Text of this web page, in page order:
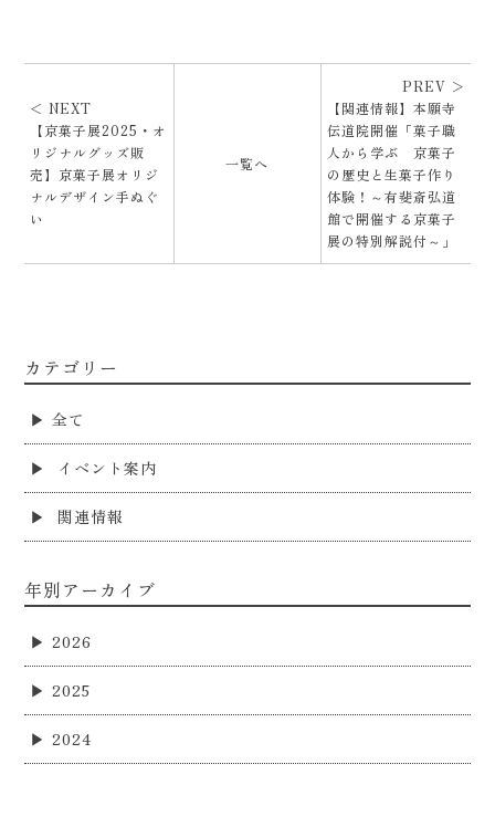
＜ NEXT
【京菓子展2025・オ
リジナルグッズ販
売】京菓子展オリジ
ナルデザイン手ぬぐ
い
一覧へ
PREV ＞
【関連情報】本願寺
伝道院開催「菓子職
人から学ぶ 京菓子
の歴史と生菓子作り
体験！～有斐斎弘道
館で開催する京菓子
展の特別解説付～」
カテゴリー
全て
イベント案内
関連情報
年別アーカイブ
2026
2025
2024